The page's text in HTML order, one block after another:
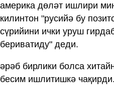
америка дөләт ишлири
килинтон "русийә бу
сүрийини ички уруш
бериватиду" деди.
әрәб бирлики болса
бесим ишлитишкә чақирди.